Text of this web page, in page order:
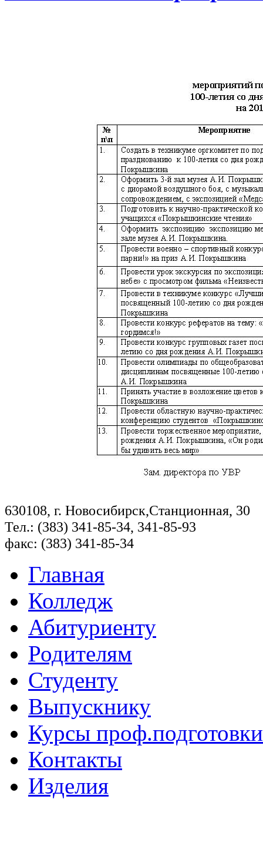
630108, г. Новосибирск,Станционная, 30
Тел.: (383) 341-85-34, 341-85-93
факс: (383) 341-85-34
Главная
Колледж
Абитуриенту
Родителям
Студенту
Выпускнику
Курсы проф.подготовки
Контакты
Изделия